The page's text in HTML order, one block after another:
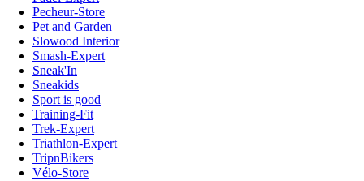
Pecheur-Store
Pet and Garden
Slowood Interior
Smash-Expert
Sneak'In
Sneakids
Sport is good
Training-Fit
Trek-Expert
Triathlon-Expert
TripnBikers
Vélo-Store